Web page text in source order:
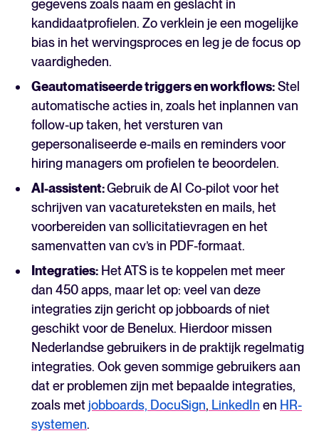
gegevens zoals naam en geslacht in
kandidaatprofielen. Zo verklein je een mogelijke
bias in het wervingsproces en leg je de focus op
vaardigheden.
Geautomatiseerde triggers en workflows:Stel
automatische acties in, zoals het inplannen van
follow-up taken, het versturen van
gepersonaliseerde e-mails en reminders voor
hiring managers om profielen te beoordelen.
AI-assistent:Gebruik de AI Co-pilot voor het
schrijven van vacatureteksten en mails, het
voorbereiden van sollicitatievragen en het
samenvatten van cv’s in PDF-formaat.
Integraties: Het ATS is te koppelen met meer
dan 450 apps, maar let op: veel van deze
integraties zijn gericht op jobboards of niet
geschikt voor de Benelux. Hierdoor missen
Nederlandse gebruikers in de praktijk regelmatig
integraties. Ook geven sommige gebruikers aan
dat er problemen zijn met bepaalde integraties,
zoals metjobboards, DocuSign, LinkedIn en HR-
systemen.